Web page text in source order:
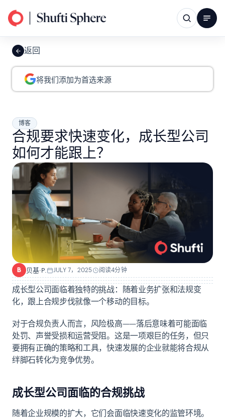
返回
将我们添加为首选来源
博客
合规要求快速变化，成长型公司
如何才能跟上？
B 贝基·P. JULY 7，2025 阅读4分钟
成长型公司面临着独特的挑战：随着业务扩张和法规变
化，跟上合规步伐就像一个移动的目标。
对于合规负责人而言，风险极高——落后意味着可能面临
处罚、声誉受损和运营受阻。这是一项艰巨的任务，但只
要拥有正确的策略和工具，快速发展的企业就能将合规从
绊脚石转化为竞争优势。
成长型公司面临的合规挑战
随着企业规模的扩大，它们会面临快速变化的监管环境。